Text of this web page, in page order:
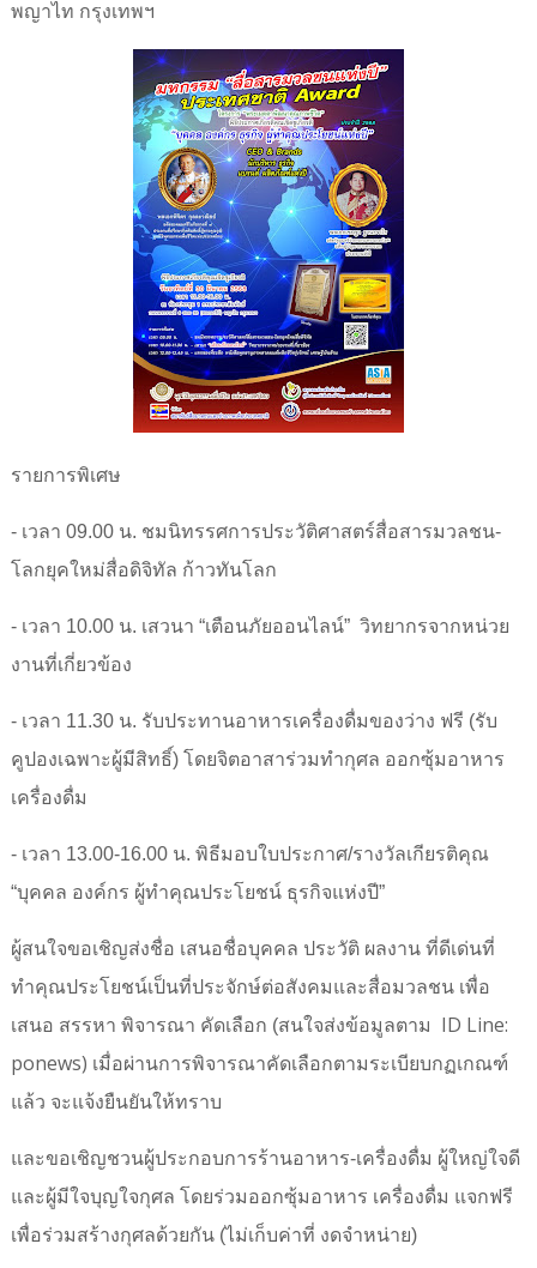
พญาไท กรุงเทพฯ
รายการพิเศษ
- เวลา 09.00 น. ชมนิทรรศการประวัติศาสตร์สื่อสารมวลชน-
โลกยุคใหม่สื่อดิจิทัล ก้าวทันโลก
- เวลา 10.00 น. เสวนา “เตือนภัยออนไลน์” วิทยากรจากหน่วย
งานที่เกี่ยวข้อง
- เวลา 11.30 น. รับประทานอาหารเครื่องดื่มของว่าง ฟรี (รับ
คูปองเฉพาะผู้มีสิทธิ์) โดยจิตอาสาร่วมทำกุศล ออกซุ้มอาหาร
เครื่องดื่ม
- เวลา 13.00-16.00 น. พิธีมอบใบประกาศ/รางวัลเกียรติคุณ
“บุคคล องค์กร ผู้ทำคุณประโยชน์ ธุรกิจแห่งปี”
ผู้สนใจขอเชิญส่งชื่อ เสนอชื่อบุคคล ประวัติ ผลงาน ที่ดีเด่นที่
ทำคุณประโยชน์เป็นที่ประจักษ์ต่อสังคมและสื่อมวลชน เพื่อ
เสนอ สรรหา พิจารณา คัดเลือก (สนใจส่งข้อมูลตาม
ID Line:
ponews) เมื่อผ่านการพิจารณาคัดเลือกตามระเบียบกฏเกณฑ์
แล้ว จะแจ้งยืนยันให้ทราบ
และขอเชิญชวนผู้ประกอบการร้านอาหาร-เครื่องดื่ม ผู้ใหญ่ใจดี
และผู้มีใจบุญใจกุศล โดยร่วมออกซุ้มอาหาร เครื่องดื่ม แจกฟรี
เพื่อร่วมสร้างกุศลด้วยกัน (ไม่เก็บค่าที่ งดจำหน่าย)